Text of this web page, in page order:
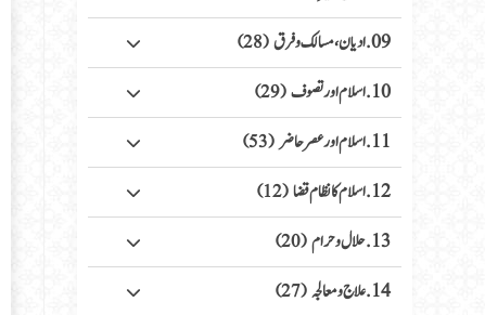
09. ادیان، مسالک وفرق (28)
10. اسلام اور تصوف (29)
11. اسلام اور عصر حاضر (53)
12. اسلام کا نظام قضا (12)
13. حلال وحرام (20)
14. علاج ومعالجہ (27)